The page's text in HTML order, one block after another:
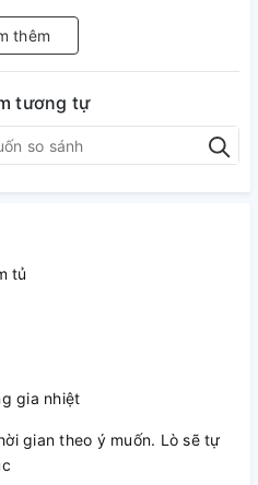
máy hút mùi, máy xay và
Thương hiệu Hafele được
cấp các sản phẩm chất lượng
các chi nhánh và đối tác
trọng
x 59.5cm (Ngang x Cao),
gian tối đa.
thêm
tương tự
tủ
gia nhiệt
gian theo ý muốn. Lò sẽ tự